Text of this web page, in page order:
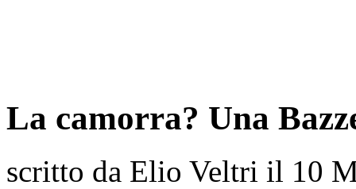
La camorra? Una
scritto da Elio Veltri il 10